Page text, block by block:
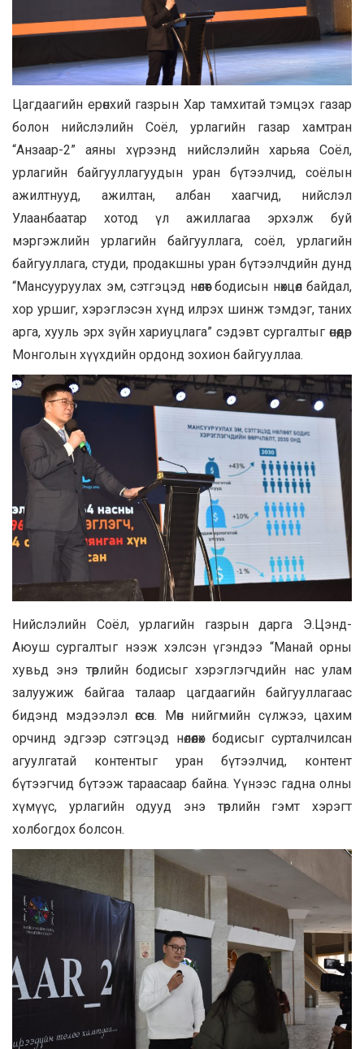
Цагдаагийн ерөнхий газрын Хар тамхитай тэмцэх газар
болон нийслэлийн Соёл, урлагийн газар хамтран
“Анзаар-2” аяны хүрээнд нийслэлийн харьяа Соёл,
урлагийн байгууллагуудын уран бүтээлчид, соёлын
ажилтнууд, ажилтан, албан хаагчид, нийслэл
Улаанбаатар хотод үл ажиллагаа эрхэлж буй
мэргэжлийн урлагийн байгууллага, соёл, урлагийн
байгууллага, студи, продакшны уран бүтээлчдийн дунд
“Мансууруулах эм, сэтгэцэд нөлөөт бодисын нөхцөл байдал,
хор уршиг, хэрэглэсэн хүнд илрэх шинж тэмдэг, таних
арга, хууль эрх зүйн хариуцлага” сэдэвт сургалтыг өнөөдөр
Монголын хүүхдийн ордонд зохион байгууллаа.
Нийслэлийн Соёл, урлагийн газрын дарга Э.Цэнд-
Аюуш сургалтыг нээж хэлсэн үгэндээ “Манай орны
хувьд энэ төрлийн бодисыг хэрэглэгчдийн нас улам
залуужиж байгаа талаар цагдаагийн байгууллагаас
бидэнд мэдээлэл өгсөн. Мөн нийгмийн сүлжээ, цахим
орчинд эдгээр сэтгэцэд нөлөөлөх бодисыг сурталчилсан
агуулгатай контентыг уран бүтээлчид, контент
бүтээгчид бүтээж тараасаар байна. Үүнээс гадна олны
хүмүүс, урлагийн одууд энэ төрлийн гэмт хэрэгт
холбогдох болсон.